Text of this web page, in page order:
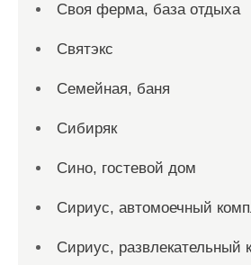
Своя ферма, база отдыха
Святэкс
Семейная, баня
Сибиряк
Сино, гостевой дом
Сириус, автомоечный
Сириус, развлекательный